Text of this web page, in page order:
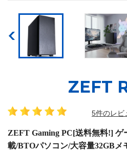
ZEFT
5件のレビ
ZEFT Gaming PC[送料無料!] ゲ
載/BTOパソコン/大容量32GBメ